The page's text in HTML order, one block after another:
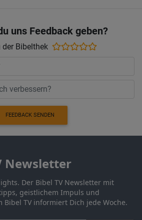
uns Feedback geben?
der Bibelthek
FEEDBACK SENDEN
Newsletter
Der Bibel TV Newsletter mit
geistlichem Impuls und
TV informiert Dich jede Woche.